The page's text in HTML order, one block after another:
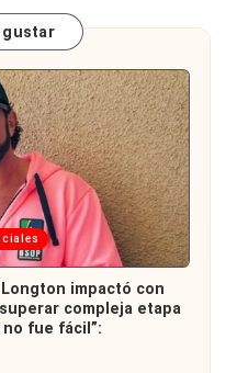
gustar
impactó con
compleja etapa
fue fácil”: